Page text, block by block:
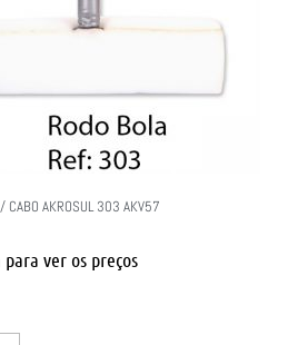
CABO AKROSUL 303 AKV57
para ver os preços